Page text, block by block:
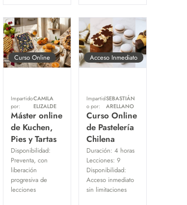
Curso Online
Impartido
por:
CAMILA
ELIZALDE
Máster online
de Kuchen,
Pies y Tartas
Disponibilidad:
Preventa, con
liberación
progresiva de
lecciones
Acceso Inmediato
Impartid
o por:
SEBASTIÁN
ARELLANO
Curso Online
de Pastelería
Chilena
Duración: 4 horas
Lecciones: 9
Disponibilidad:
Acceso inmediato
sin limitaciones